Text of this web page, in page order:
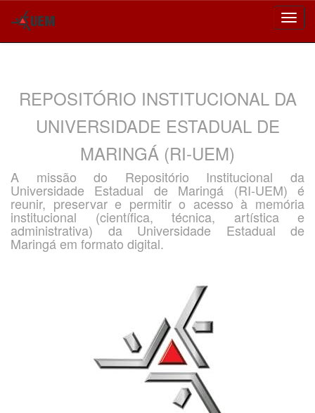
REPOSITÓRIO INSTITUCIONAL DA
UNIVERSIDADE ESTADUAL DE
MARINGÁ (RI-UEM)
A missão do Repositório Institucional da
Universidade Estadual de Maringá (RI-UEM) é
reunir, preservar e permitir o acesso à memória
institucional (científica, técnica, artística e
administrativa) da Universidade Estadual de
Maringá em formato digital.